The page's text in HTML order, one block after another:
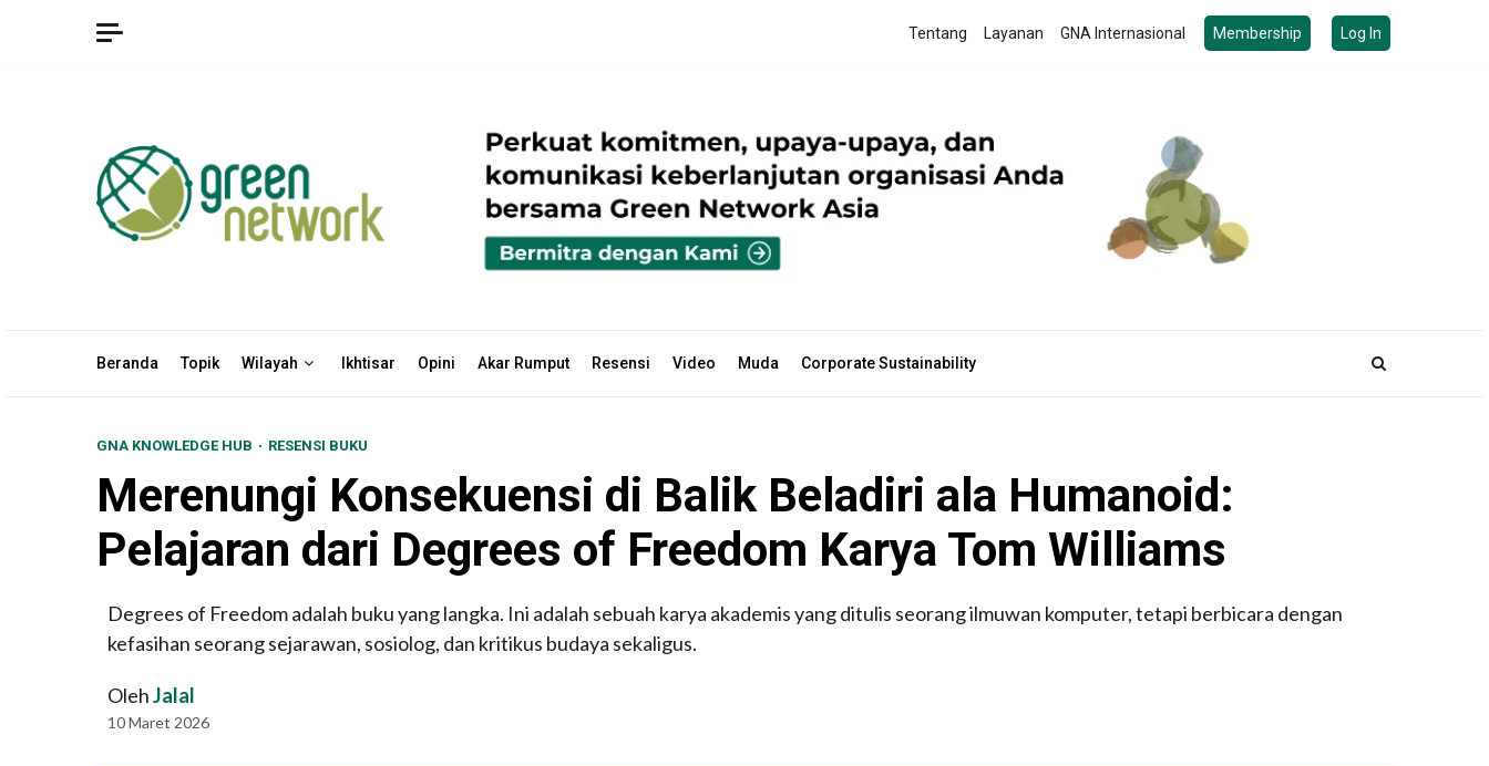
Tentang Layanan GNA Internasional Membership Log In
Beranda Topik Wilayah Ikhtisar Opini Akar Rumput Resensi Video Muda Corporate Sustainability
GNA KNOWLEDGE HUB RESENSI BUKU
Merenungi Konsekuensi di Balik Beladiri ala Humanoid:
Pelajaran dari Degrees of Freedom Karya Tom Williams
Degrees of Freedom adalah buku yang langka. Ini adalah sebuah karya akademis yang ditulis seorang ilmuwan komputer, tetapi berbicara dengan
kefasihan seorang sejarawan, sosiolog, dan kritikus budaya sekaligus.
OlehJalal
10 Maret 2026